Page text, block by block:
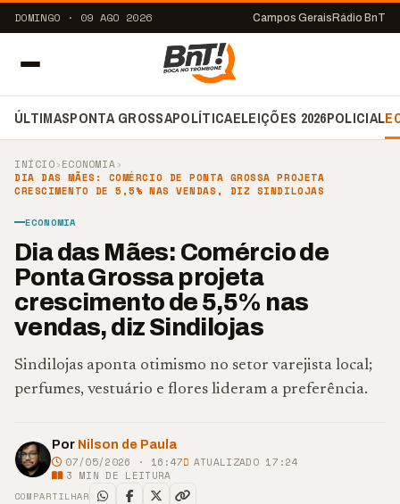
DOMINGO · 09 AGO 2026 Campos Gerais Rádio BnT
ÚLTIMASPONTA GROSSAPOLÍTICAELEIÇÕES 2026POLICIAL
INÍCIO›ECONOMIA›
DIA DAS MÃES: COMÉRCIO DE PONTA GROSSA PROJETA
CRESCIMENTO DE 5,5% NAS VENDAS, DIZ SINDILOJAS
ECONOMIA
Dia das Mães: Comércio de
Ponta Grossa projeta
crescimento de 5,5% nas
vendas, diz Sindilojas
Sindilojas aponta otimismo no setor varejista local;
perfumes, vestuário e flores lideram a preferência.
Por Nilson de Paula
07/05/2026 · 16:47
ATUALIZADO 17:24
3 MIN DE LEITURA
COMPARTILHAR